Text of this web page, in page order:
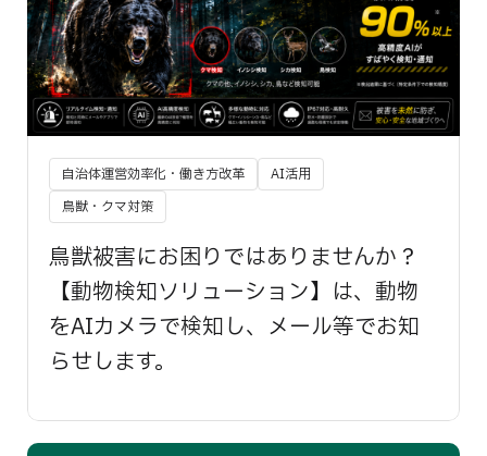
自治体運営効率化・働き方改革
AI活用
鳥獣・クマ対策
鳥獣被害にお困りではありませんか？
【動物検知ソリューション】は、動物
をAIカメラで検知し、メール等でお知
らせします。